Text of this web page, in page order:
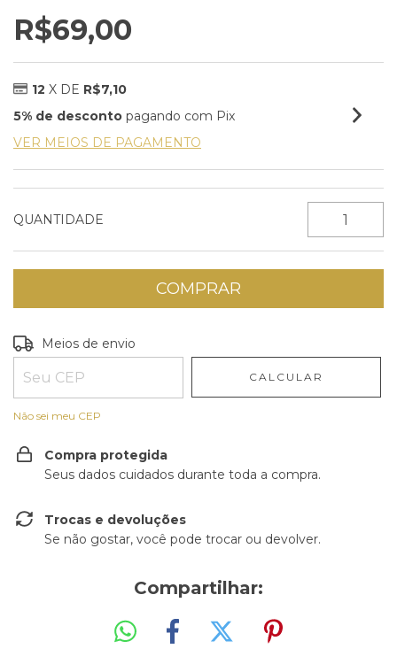
R$69,00
12 X DE R$7,10
5% de desconto pagando com Pix
VER MEIOS DE PAGAMENTO
QUANTIDADE
Entregas para o CEP:
Meios de envio
CALCULAR
Não sei meu CEP
Compra protegida
Seus dados cuidados durante toda a compra.
Trocas e devoluções
Se não gostar, você pode trocar ou devolver.
Compartilhar: